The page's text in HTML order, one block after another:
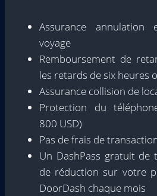
Assurance
voyage
Remboursement de
les retards de six heures
Assurance collision de
Protection du
800 USD)
Pas de frais de
Un DashPass gratuit de
de réduction sur votre
DoorDash chaque mois